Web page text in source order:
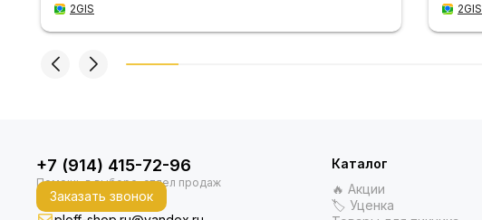
2GIS 2GIS
+7 (914) 415-72-96
Заказать звонок
Каталог
🔥 Акции
🏷 Уценка